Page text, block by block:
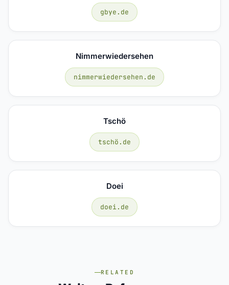
gbye.de
Nimmerwiedersehen
nimmerwiedersehen.de
Tschö
tschö.de
Doei
doei.de
RELATED